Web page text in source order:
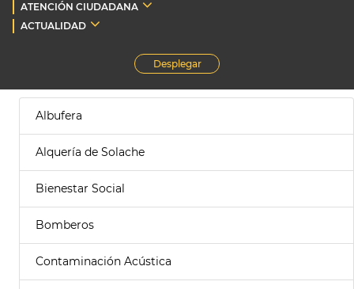
ATENCIÓN CIUDADANA
ACTUALIDAD
Desplegar
Albufera
Alquería de Solache
Bienestar Social
Bomberos
Contaminación Acústica